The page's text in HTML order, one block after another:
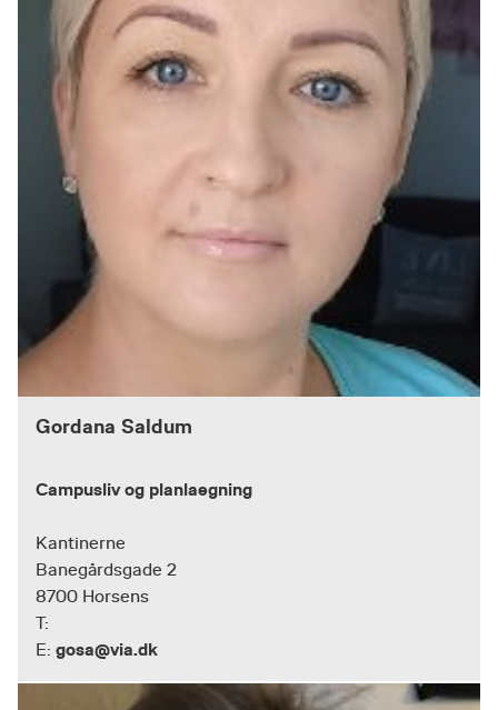
Gordana Saldum
Campusliv og planlaegning
Kantinerne
Banegårdsgade 2
8700 Horsens
T:
E: gosa@via.dk